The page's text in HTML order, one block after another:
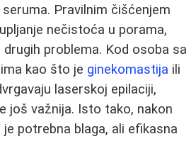
Pravilnim čišćenjem
nečistoća u porama,
problema. Kod osoba sa
kao što je ginekomastija ili
laserskoj epilaciji,
još važnija. Isto tako, nakon
je potrebna blaga, ali efikasna